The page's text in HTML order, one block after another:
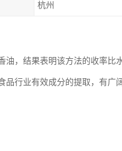
杭州
，结果表明该方法的收率比
行业有效成分的提取，有广